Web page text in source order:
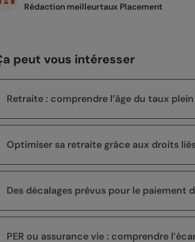
Rédaction meilleurtaux Placement
peut vous intéresser
Retraite : comprendre l’âge du taux
Optimiser sa retraite grâce aux droits
Des décalages prévus pour le
PER ou assurance vie : comprendre